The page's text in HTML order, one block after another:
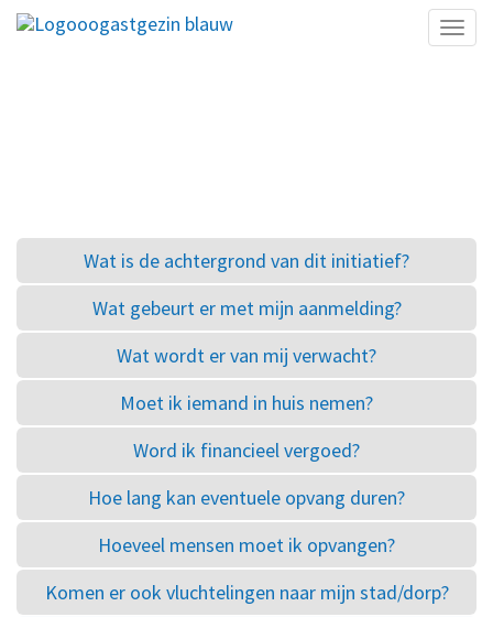
Wat is de achtergrond van dit initiatief?
Wat gebeurt er met mijn aanmelding?
Wat wordt er van mij verwacht?
Moet ik iemand in huis nemen?
Word ik financieel vergoed?
Hoe lang kan eventuele opvang duren?
Hoeveel mensen moet ik opvangen?
Komen er ook vluchtelingen naar mijn stad/dorp?